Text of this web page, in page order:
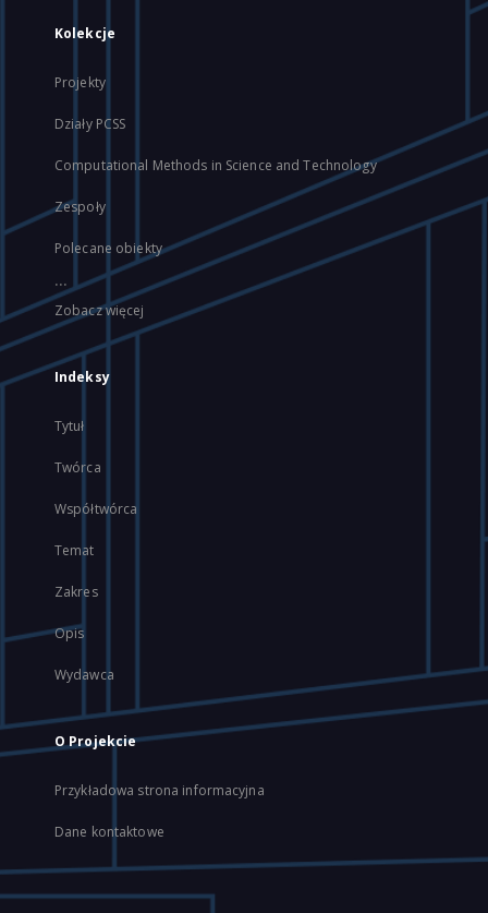
Kolekcje
Projekty
Działy PCSS
Computational Methods in Science and Technology
Zespoły
Polecane obiekty
...
Zobacz więcej
Indeksy
Tytuł
Twórca
Współtwórca
Temat
Zakres
Opis
Wydawca
O Projekcie
Przykładowa strona informacyjna
Dane kontaktowe